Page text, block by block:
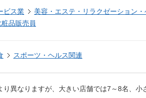
ビス業
美容・エステ・リラクゼーション
品販売員
スポーツ・ヘルス関連
り異なりますが、大きい店舗では7～8名、